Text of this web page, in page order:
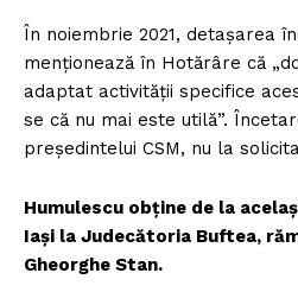
În noiembrie 2021, detașarea
menționează în Hotărâre că
adaptat activității specifice
se că nu mai este utilă”.
președintelui CSM, nu la
Humulescu obține de la
Iași la Judecătoria Buftea,
Gheorghe Stan.